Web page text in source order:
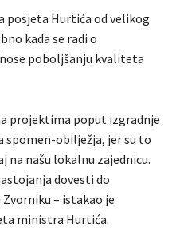
posjeta Hurtića od velikog
kada se radi o
poboljšanju kvaliteta
projektima poput izgradnje
spomen-obilježja, jer su to
na našu lokalnu zajednicu.
dovesti do
– istakao je
ministra Hurtića.